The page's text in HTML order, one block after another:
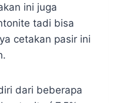
ini juga
tadi bisa
cetakan pasir ini
dari beberapa